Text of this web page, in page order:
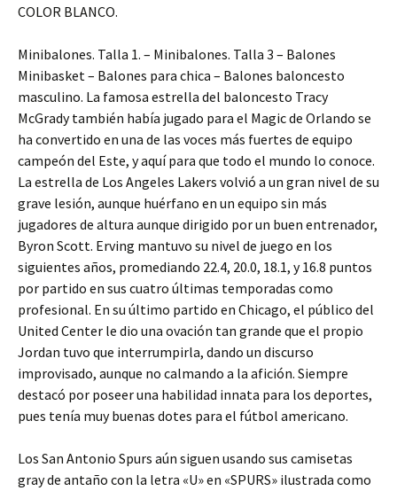
COLOR BLANCO.
Minibalones. Talla 1. – Minibalones. Talla 3 – Balones
Minibasket – Balones para chica – Balones baloncesto
masculino. La famosa estrella del baloncesto Tracy
McGrady también había jugado para el Magic de Orlando se
ha convertido en una de las voces más fuertes de equipo
campeón del Este, y aquí para que todo el mundo lo conoce.
La estrella de Los Angeles Lakers volvió a un gran nivel de su
grave lesión, aunque huérfano en un equipo sin más
jugadores de altura aunque dirigido por un buen entrenador,
Byron Scott. Erving mantuvo su nivel de juego en los
siguientes años, promediando 22.4, 20.0, 18.1, y 16.8 puntos
por partido en sus cuatro últimas temporadas como
profesional. En su último partido en Chicago, el público del
United Center le dio una ovación tan grande que el propio
Jordan tuvo que interrumpirla, dando un discurso
improvisado, aunque no calmando a la afición. Siempre
destacó por poseer una habilidad innata para los deportes,
pues tenía muy buenas dotes para el fútbol americano.
Los San Antonio Spurs aún siguen usando sus camisetas
gray de antaño con la letra «U» en «SPURS» ilustrada como